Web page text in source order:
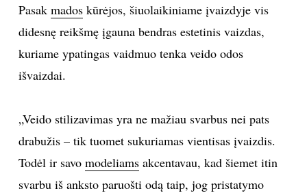
MUZIKA
TEATRAS
FOTOGRAFIJA
MENAS
Pasak madoskūrėjos, šiuolaikiniame įvaizdyje vis
didesnę reikšmę įgauna bendras estetinis vaizdas,
kuriame ypatingas vaidmuo tenka veido odos
išvaizdai.
„Veido stilizavimas yra ne mažiau svarbus nei pats
drabužis – tik tuomet sukuriamas vientisas įvaizdis.
Todėl ir savo modeliamsakcentavau, kad šiemet itin
svarbu iš anksto paruošti odą taip, jog pristatymo